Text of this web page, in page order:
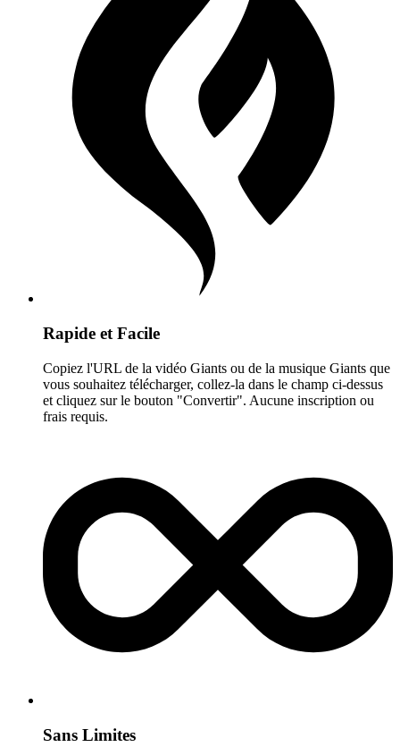
Rapide et Facile
Copiez l'URL de la vidéo Giants ou de la musique Giants que
vous souhaitez télécharger, collez-la dans le champ ci-dessus
et cliquez sur le bouton "Convertir". Aucune inscription ou
frais requis.
Sans Limites